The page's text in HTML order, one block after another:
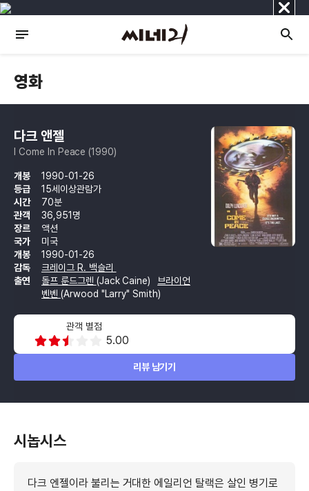
닫
기
영화
다크 앤젤
I Come In Peace (1990)
개봉
1990-01-26
등급
15세이상관람가
시간
70분
관객
36,951명
장르
액션
국가
미국
개봉
1990-01-26
감독
크레이그 R. 백슬리
출연
돌프 룬드그렌 (Jack Caine)
브라이언
벤벤 (Arwood "Larry" Smith)
관객 별점
5.00
리뷰 남기기
시놉시스
다크 엔젤이라 불리는 거대한 에일리언 탈랙은 살인 병기로